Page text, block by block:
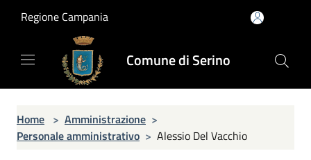
Regione Campania
Comune di Serino
Home > Amministrazione >
Personale amministrativo > Alessio Del Vacchio